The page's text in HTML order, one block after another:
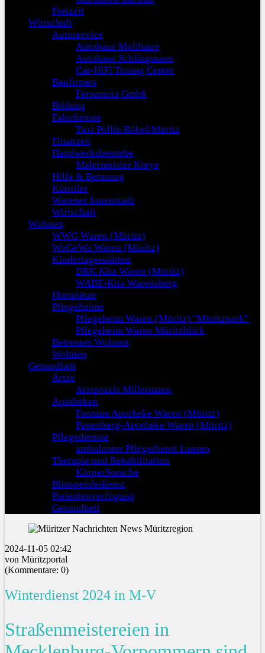
Freizeit
Wirtschaft
Autoservice
Autohaus Multhaup
Autohaus Schlingmann
Car-HiFi Tuning Center
Baufirmen
Fersemota Gmbh
Bildung
Fahrdienste
Taxi Pollin Röbel/Müritz
Finanzen
Handwerksbetriebe
Malermeister Kreye
Hilfe & Beratung
Künstler
Warener Innenstadt
Wirtschaft
Wohnen
WWG Waren (Müritz)
WoGeWa Waren (Müritz)
Kindertagesstätten
DRK Kita Waren (Müritz)
WABE-Kita Warensberg
Hortplätze
Pflegeheime
Pflegeheim Waren (Müritz) "Müritzpark"
Pflegeheim Waren Müritzblick
Betreutes Wohnen
Wohnen
Gesundheit
Ärtze
Arztpraxis Millermann
Apotheken
Fontane Apotheke Waren (Müritz)
Papenberg-Apotheke Waren (Müritz)
Pflegedienste
ambulanter Pflegedienst Lansen
Therapie und Rehabilitation
KörperSprache
Blutspendedienst
Patientenverfügung
Gesundheit
2024-11-05 02:42
von Müritzportal
(Kommentare: 0)
Winterdienst 2024 in M-V
Straßenmeistereien in